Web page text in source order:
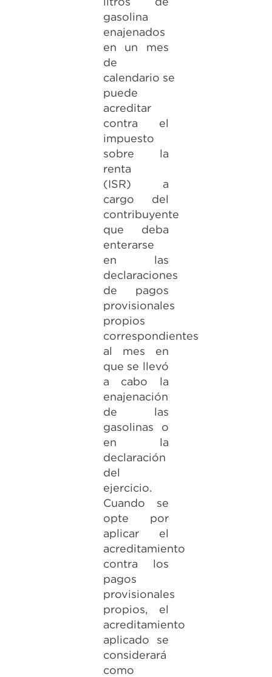
gasolina
enajenados
en un mes
de
calendario se
puede
acreditar
contra el
impuesto
sobre la
renta
(ISR) a
cargo del
contribuyente
que deba
enterarse
en las
declaraciones
de pagos
provisionales
propios
correspondientes
al mes en
que se llevó
a cabo la
enajenación
de las
gasolinas o
en la
declaración
del
ejercicio.
Cuando se
opte por
aplicar el
acreditamiento
contra los
pagos
provisionales
propios, el
acreditamiento
aplicado se
considerará
como